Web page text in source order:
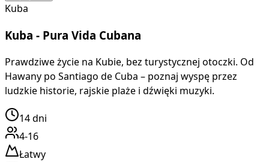
Kuba
Kuba - Pura Vida Cubana
Prawdziwe życie na Kubie, bez turystycznej otoczki. Od
Hawany po Santiago de Cuba – poznaj wyspę przez
ludzkie historie, rajskie plaże i dźwięki muzyki.
14dni
4-16
Łatwy